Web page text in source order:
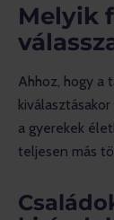
Melyik
Ahhoz, hogy a
a gyerekek
teljesen más